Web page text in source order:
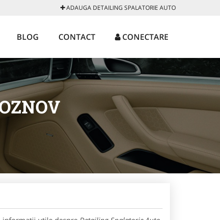
ADAUGA DETAILING SPALATORIE AUTO
BLOG CONTACT CONECTARE